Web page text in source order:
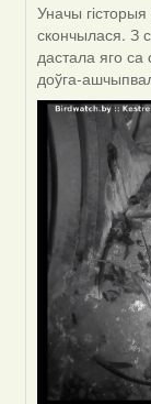
In
reply
to
by
Feather
Уначы
скончылася. З
дастала яго са
доўга-